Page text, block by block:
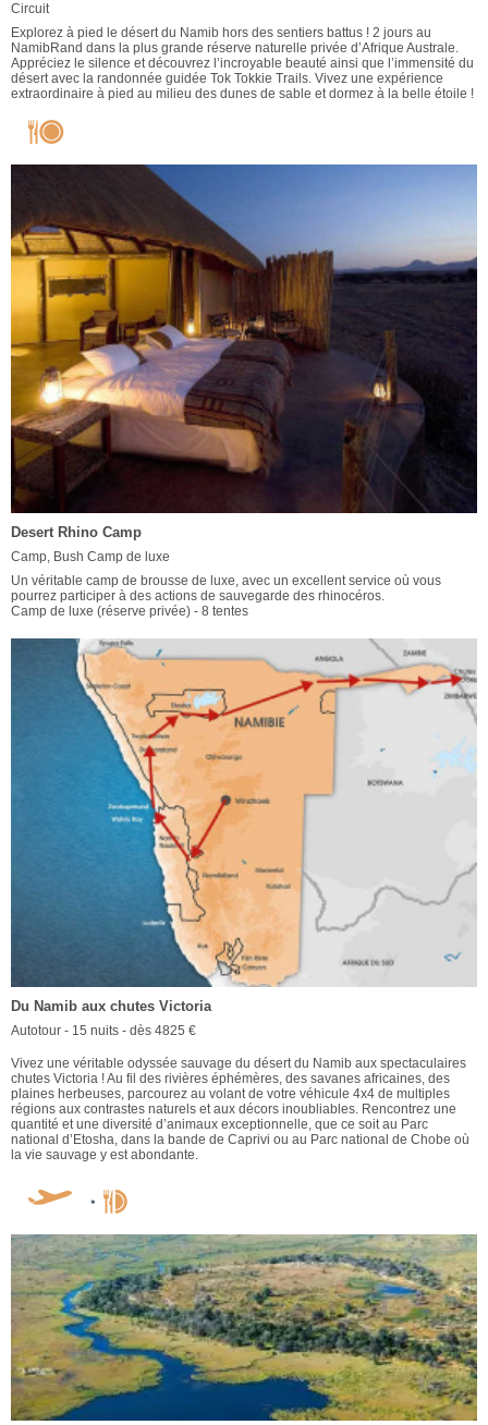
Circuit
Explorez à pied le désert du Namib hors des sentiers battus ! 2 jours au
NamibRand dans la plus grande réserve naturelle privée d’Afrique Australe.
Appréciez le silence et découvrez l’incroyable beauté ainsi que l’immensité du
désert avec la randonnée guidée Tok Tokkie Trails. Vivez une expérience
extraordinaire à pied au milieu des dunes de sable et dormez à la belle étoile !
Desert Rhino Camp
Camp, Bush Camp de luxe
Un véritable camp de brousse de luxe, avec un excellent service où vous
pourrez participer à des actions de sauvegarde des rhinocéros.
Camp de luxe (réserve privée) - 8 tentes
Du Namib aux chutes Victoria
Autotour - 15 nuits - dès 4825 €
Vivez une véritable odyssée sauvage du désert du Namib aux spectaculaires
chutes Victoria ! Au fil des rivières éphémères, des savanes africaines, des
plaines herbeuses, parcourez au volant de votre véhicule 4x4 de multiples
régions aux contrastes naturels et aux décors inoubliables. Rencontrez une
quantité et une diversité d’animaux exceptionnelle, que ce soit au Parc
national d’Etosha, dans la bande de Caprivi ou au Parc national de Chobe où
la vie sauvage y est abondante.